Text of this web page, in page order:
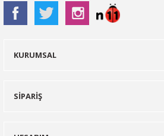
KURUMSAL
SİPARİŞ